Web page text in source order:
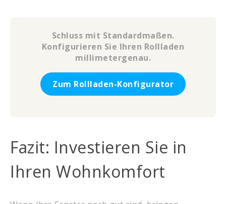
Schluss mit Standardmaßen.
Konfigurieren Sie Ihren Rollladen
millimetergenau.
Zum Rollladen-Konfigurator
Fazit: Investieren Sie in
Ihren Wohnkomfort